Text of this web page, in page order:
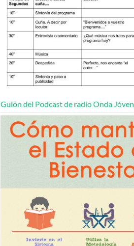
Guión del Podcast de radio Onda Jóven